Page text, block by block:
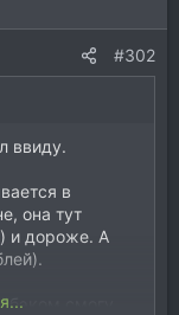
#302
ввиду.
в
она тут
и дороже. А
смогу